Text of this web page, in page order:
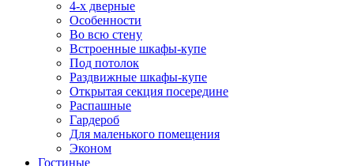
4-х дверные
Особенности
Во всю стену
Встроенные шкафы-купе
Под потолок
Раздвижные шкафы-купе
Открытая секция посередине
Распашные
Гардероб
Для маленького помещения
Эконом
Гостиные